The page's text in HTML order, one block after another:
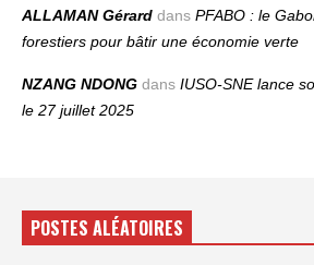
ALLAMAN Gérard dans PFABO : le
forestiers pour bâtir une économie verte
NZANG NDONG dans IUSO‑SNE lance
le 27 juillet 2025
POSTES ALÉATOIRES